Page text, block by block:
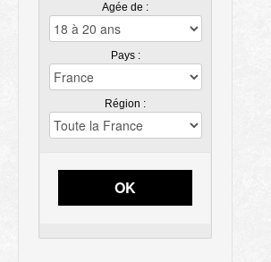
Agée de :
Pays :
Région :
OK